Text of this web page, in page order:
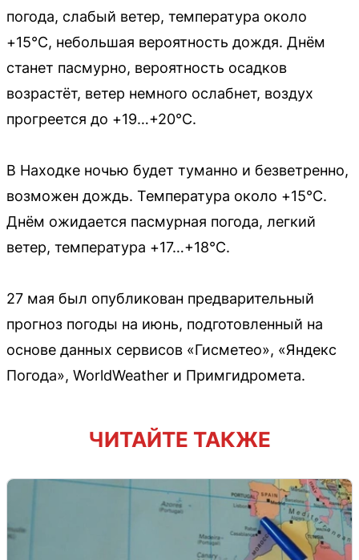
погода, слабый ветер, температура около
+15°C, небольшая вероятность дождя. Днём
станет пасмурно, вероятность осадков
возрастёт, ветер немного ослабнет, воздух
прогреется до +19…+20°C.
В Находке ночью будет туманно и безветренно,
возможен дождь. Температура около +15°C.
Днём ожидается пасмурная погода, легкий
ветер, температура +17…+18°C.
27 мая был опубликован предварительный
прогноз погоды на июнь, подготовленный на
основе данных сервисов «Гисметео», «Яндекс
Погода», WorldWeather и Примгидромета.
ЧИТАЙТЕ ТАКЖЕ